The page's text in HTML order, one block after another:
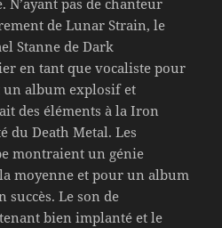
de Lunar Strain, le
Stanne de Dark
en tant que vocaliste pour
un album explosif et
des éléments à la Iron
du Death Metal. Les
montraient un génie
moyenne et pour un album
succès. Le son de
bien implanté et le